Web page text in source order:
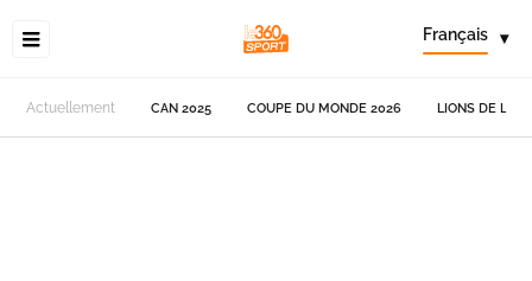
Français ▾
Actuellement CAN 2025 COUPE DU MONDE 2026 LIONS DE